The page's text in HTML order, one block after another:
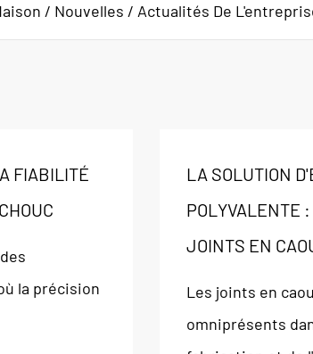
/ Nouvelles / Actualités De
FIABILITÉ
la précision
LA SOLUTION
POLYVALENTE
JOINTS EN
Les joints en
omniprésents